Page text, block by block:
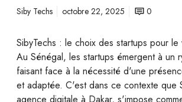
Siby Techs octobre 22, 2025 0
SibyTechs : le choix des startups pour
Au Sénégal, les startups émergent à un
faisant face à la nécessité d'une
et adaptée. C'est dans ce contexte que
agence digitale à Dakar, s'impose